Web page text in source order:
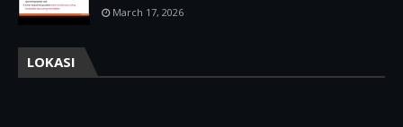
March 17, 2026
LOKASI